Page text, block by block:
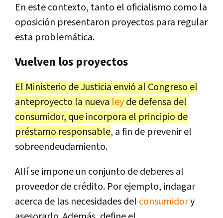
En este contexto, tanto el oficialismo como la
oposición presentaron proyectos para regular
esta problemática.
Vuelven los proyectos
El Ministerio de Justicia envió al Congreso el
anteproyecto la nueva leyde defensa del
consumidor, que incorpora el principio de
préstamo responsable, a fin de prevenir el
sobreendeudamiento.
Allí se impone un conjunto de deberes al
proveedor de crédito. Por ejemplo, indagar
acerca de las necesidades del consumidory